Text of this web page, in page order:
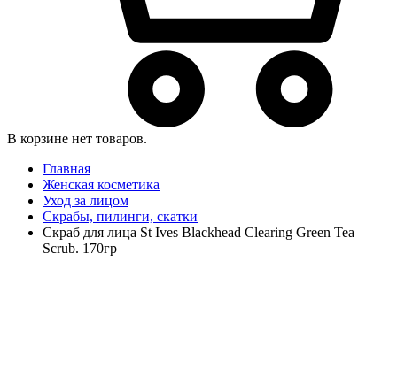
В корзине нет товаров.
Главная
Женская косметика
Уход за лицом
Скрабы, пилинги, скатки
Скраб для лица St Ives Blackhead Clearing Green Tea
Scrub. 170гр